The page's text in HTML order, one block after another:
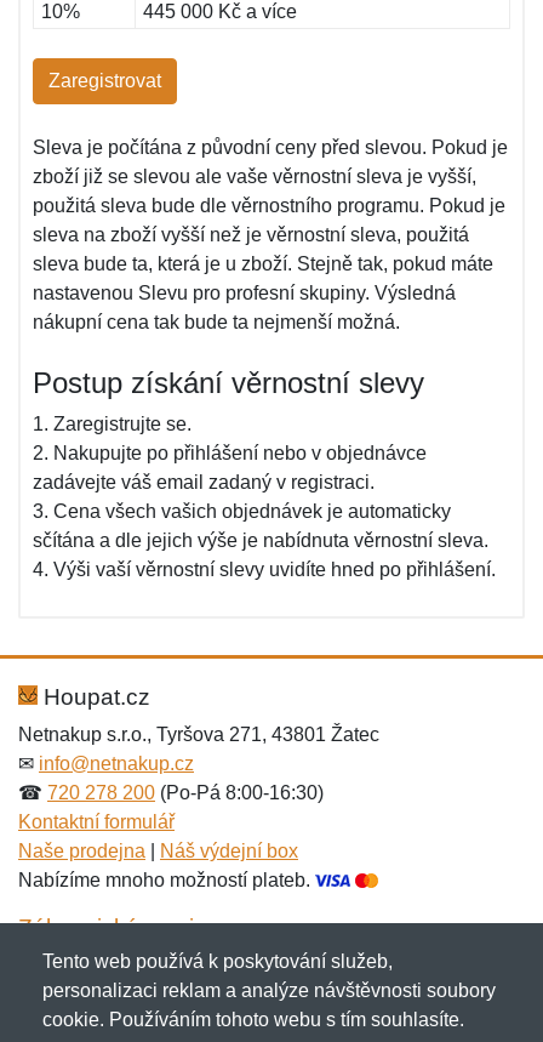
10%
445 000 Kč a více
Zaregistrovat
Sleva je počítána z původní ceny před slevou. Pokud je
zboží již se slevou ale vaše věrnostní sleva je vyšší,
použitá sleva bude dle věrnostního programu. Pokud je
sleva na zboží vyšší než je věrnostní sleva, použitá
sleva bude ta, která je u zboží. Stejně tak, pokud máte
nastavenou Slevu pro profesní skupiny. Výsledná
nákupní cena tak bude ta nejmenší možná.
Postup získání věrnostní slevy
1. Zaregistrujte se.
2. Nakupujte po přihlášení nebo v objednávce
zadávejte váš email zadaný v registraci.
3. Cena všech vašich objednávek je automaticky
sčítána a dle jejich výše je nabídnuta věrnostní sleva.
4. Výši vaší věrnostní slevy uvidíte hned po přihlášení.
Houpat.cz
Netnakup s.r.o., Tyršova 271, 43801 Žatec
✉ info@netnakup.cz
☎ 720 278 200 (Po-Pá 8:00-16:30)
Kontaktní formulář
Naše prodejna
Náš výdejní box
Nabízíme mnoho možností plateb.
Zákaznický servis
Novinky emailem
Tento web používá k poskytování služeb,
personalizaci reklam a analýze návštěvnosti soubory
cookie. Používáním tohoto webu s tím souhlasíte.